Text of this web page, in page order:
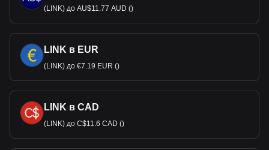
(LINK) до AU$11.77 AUD ()
LINK в EUR
(LINK) до €7.19 EUR ()
LINK в CAD
(LINK) до C$11.6 CAD ()